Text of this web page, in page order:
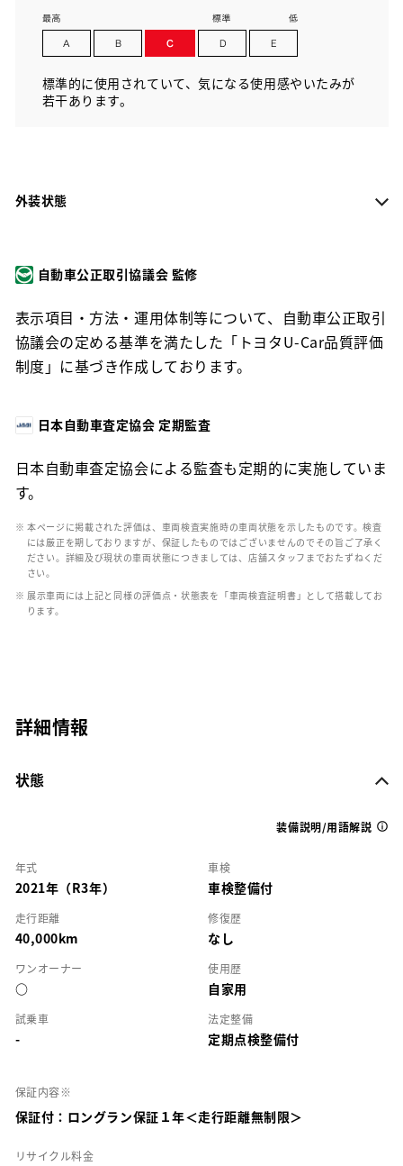
標準的に使用されていて、気になる使用感やいたみが
若干あります。
外装状態
自動車公正取引協議会 監修
表示項目・方法・運用体制等について、自動車公正取引
協議会の定める基準を満たした「トヨタU-Car品質評価
制度」に基づき作成しております。
日本自動車査定協会 定期監査
日本自動車査定協会による監査も定期的に実施していま
す。
※ 本ページに掲載された評価は、車両検査実施時の車両状態を示したものです。検査
には厳正を期しておりますが、保証したものではございませんのでその旨ご了承く
ださい。詳細及び現状の車両状態につきましては、店舗スタッフまでおたずねくだ
さい。
※ 展示車両には上記と同様の評価点・状態表を「車両検査証明書」として搭載してお
ります。
詳細情報
状態
装備説明/用語解説
年式
2021年（R3年）
車検
車検整備付
走行距離
40,000km
修復歴
なし
ワンオーナー
○
使用歴
自家用
試乗車
-
法定整備
定期点検整備付
保証内容※
保証付：ロングラン保証１年＜走行距離無制限＞
リサイクル料金